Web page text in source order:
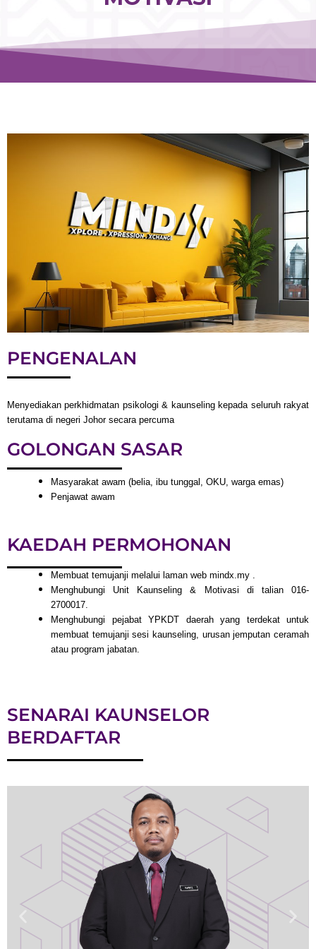
PENGENALAN
Menyediakan perkhidmatan psikologi & kaunseling kepada seluruh rakyat
terutama di negeri Johor secara percuma
GOLONGAN SASAR
Masyarakat awam (belia, ibu tunggal, OKU, warga emas)
Penjawat awam
KAEDAH PERMOHONAN
Membuat temujanji melalui laman web mindx.my .
Menghubungi Unit Kaunseling & Motivasi di talian 016-
2700017.
Menghubungi pejabat YPKDT daerah yang terdekat untuk
membuat temujanji sesi kaunseling, urusan jemputan ceramah
atau program jabatan.
SENARAI KAUNSELOR
BERDAFTAR